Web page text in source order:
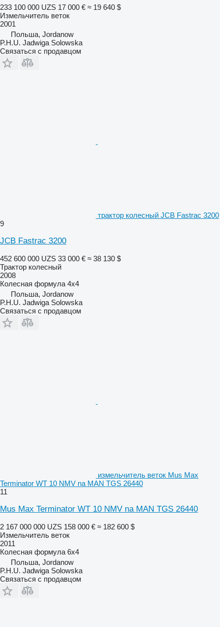
233 100 000 UZS 17 000 € ≈ 19 640 $
Измельчитель веток
2001
Польша, Jordanow
P.H.U. Jadwiga Solowska
Связаться с продавцом
трактор колесный JCB Fastrac 3200
9
JCB Fastrac 3200
452 600 000 UZS 33 000 € ≈ 38 130 $
Трактор колесный
2008
Колесная формула 4x4
Польша, Jordanow
P.H.U. Jadwiga Solowska
Связаться с продавцом
измельчитель веток Mus Max
Terminator WT 10 NMV na MAN TGS 26440
11
Mus Max Terminator WT 10 NMV na MAN TGS 26440
2 167 000 000 UZS 158 000 € ≈ 182 600 $
Измельчитель веток
2011
Колесная формула 6x4
Польша, Jordanow
P.H.U. Jadwiga Solowska
Связаться с продавцом